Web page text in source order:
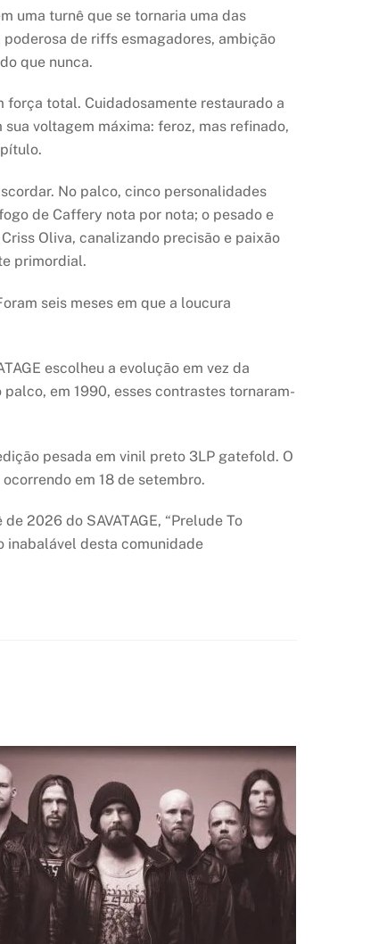
uma turnê que se tornaria uma das
de riffs esmagadores, ambição
que nunca.
força total. Cuidadosamente restaurado a
voltagem máxima: feroz, mas refinado,
No palco, cinco personalidades
de Caffery nota por nota; o pesado e
Oliva, canalizando precisão e paixão
primordial.
seis meses em que a loucura
escolheu a evolução em vez da
em 1990, esses contrastes tornaram-
pesada em vinil preto 3LP gatefold. O
em 18 de setembro.
2026 do SAVATAGE, “Prelude To
inabalável desta comunidade